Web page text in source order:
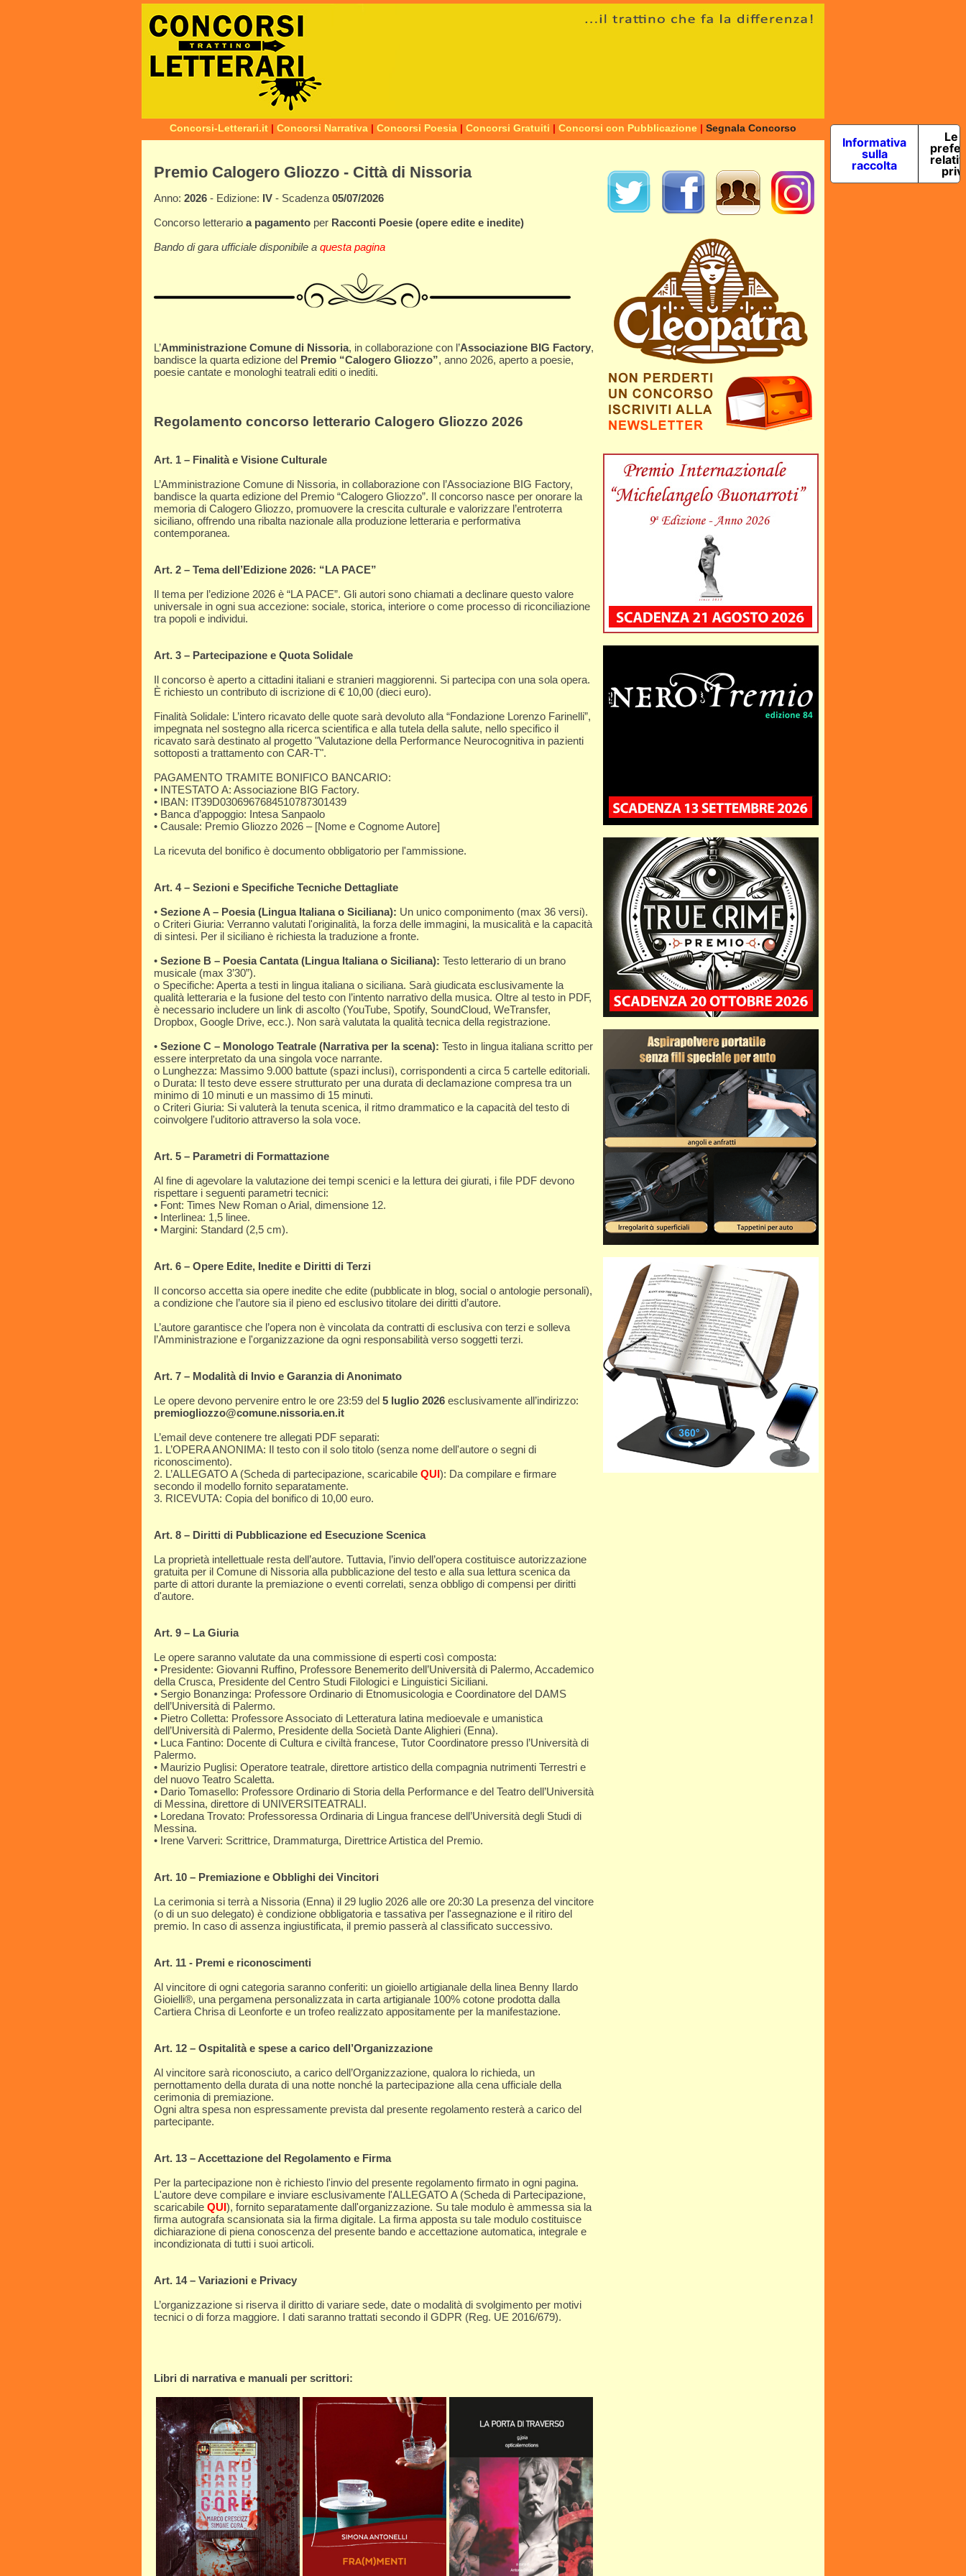
Concorsi-Letterari.it | Concorsi Narrativa | Concorsi Poesia | Concorsi Gratuiti | Concorsi con Pubblicazione | Segnala Concorso
Premio Calogero Gliozzo - Città di Nissoria
Anno: 2026 - Edizione: IV - Scadenza05/07/2026
Concorso letterario a pagamento per Racconti Poesie (opere edite e inedite)
Bando di gara ufficiale disponibile a questa pagina
L’Amministrazione Comune di Nissoria, in collaborazione con l’Associazione BIG Factory,
bandisce la quarta edizione del Premio “Calogero Gliozzo”, anno 2026, aperto a poesie,
poesie cantate e monologhi teatrali editi o inediti.
Regolamento concorso letterario Calogero Gliozzo 2026
Art. 1 – Finalità e Visione Culturale
L’Amministrazione Comune di Nissoria, in collaborazione con l’Associazione BIG Factory,
bandisce la quarta edizione del Premio “Calogero Gliozzo”. Il concorso nasce per onorare la
memoria di Calogero Gliozzo, promuovere la crescita culturale e valorizzare l’entroterra
siciliano, offrendo una ribalta nazionale alla produzione letteraria e performativa
contemporanea.
Art. 2 – Tema dell’Edizione 2026: “LA PACE”
Il tema per l’edizione 2026 è “LA PACE”. Gli autori sono chiamati a declinare questo valore
universale in ogni sua accezione: sociale, storica, interiore o come processo di riconciliazione
tra popoli e individui.
Art. 3 – Partecipazione e Quota Solidale
Il concorso è aperto a cittadini italiani e stranieri maggiorenni. Si partecipa con una sola opera.
È richiesto un contributo di iscrizione di € 10,00 (dieci euro).
Finalità Solidale: L’intero ricavato delle quote sarà devoluto alla “Fondazione Lorenzo Farinelli”,
impegnata nel sostegno alla ricerca scientifica e alla tutela della salute, nello specifico il
ricavato sarà destinato al progetto "Valutazione della Performance Neurocognitiva in pazienti
sottoposti a trattamento con CAR-T".
PAGAMENTO TRAMITE BONIFICO BANCARIO:
• INTESTATO A: Associazione BIG Factory.
• IBAN: IT39D0306967684510787301439
• Banca d’appoggio: Intesa Sanpaolo
• Causale: Premio Gliozzo 2026 – [Nome e Cognome Autore]
La ricevuta del bonifico è documento obbligatorio per l'ammissione.
Art. 4 – Sezioni e Specifiche Tecniche Dettagliate
• Sezione A – Poesia (Lingua Italiana o Siciliana): Un unico componimento (max 36 versi).
o Criteri Giuria: Verranno valutati l'originalità, la forza delle immagini, la musicalità e la capacità
di sintesi. Per il siciliano è richiesta la traduzione a fronte.
• Sezione B – Poesia Cantata (Lingua Italiana o Siciliana): Testo letterario di un brano
musicale (max 3’30”).
o Specifiche: Aperta a testi in lingua italiana o siciliana. Sarà giudicata esclusivamente la
qualità letteraria e la fusione del testo con l’intento narrativo della musica. Oltre al testo in PDF,
è necessario includere un link di ascolto (YouTube, Spotify, SoundCloud, WeTransfer,
Dropbox, Google Drive, ecc.). Non sarà valutata la qualità tecnica della registrazione.
• Sezione C – Monologo Teatrale (Narrativa per la scena): Testo in lingua italiana scritto per
essere interpretato da una singola voce narrante.
o Lunghezza: Massimo 9.000 battute (spazi inclusi), corrispondenti a circa 5 cartelle editoriali.
o Durata: Il testo deve essere strutturato per una durata di declamazione compresa tra un
minimo di 10 minuti e un massimo di 15 minuti.
o Criteri Giuria: Si valuterà la tenuta scenica, il ritmo drammatico e la capacità del testo di
coinvolgere l'uditorio attraverso la sola voce.
Art. 5 – Parametri di Formattazione
Al fine di agevolare la valutazione dei tempi scenici e la lettura dei giurati, i file PDF devono
rispettare i seguenti parametri tecnici:
• Font: Times New Roman o Arial, dimensione 12.
• Interlinea: 1,5 linee.
• Margini: Standard (2,5 cm).
Art. 6 – Opere Edite, Inedite e Diritti di Terzi
Il concorso accetta sia opere inedite che edite (pubblicate in blog, social o antologie personali),
a condizione che l’autore sia il pieno ed esclusivo titolare dei diritti d’autore.
L’autore garantisce che l’opera non è vincolata da contratti di esclusiva con terzi e solleva
l’Amministrazione e l'organizzazione da ogni responsabilità verso soggetti terzi.
Art. 7 – Modalità di Invio e Garanzia di Anonimato
Le opere devono pervenire entro le ore 23:59 del 5 luglio 2026 esclusivamente all’indirizzo:
premiogliozzo@comune.nissoria.en.it
L’email deve contenere tre allegati PDF separati:
1. L’OPERA ANONIMA: Il testo con il solo titolo (senza nome dell'autore o segni di
riconoscimento).
2. L’ALLEGATO A (Scheda di partecipazione, scaricabile QUI): Da compilare e firmare
secondo il modello fornito separatamente.
3. RICEVUTA: Copia del bonifico di 10,00 euro.
Art. 8 – Diritti di Pubblicazione ed Esecuzione Scenica
La proprietà intellettuale resta dell’autore. Tuttavia, l’invio dell’opera costituisce autorizzazione
gratuita per il Comune di Nissoria alla pubblicazione del testo e alla sua lettura scenica da
parte di attori durante la premiazione o eventi correlati, senza obbligo di compensi per diritti
d'autore.
Art. 9 – La Giuria
Le opere saranno valutate da una commissione di esperti così composta:
• Presidente: Giovanni Ruffino, Professore Benemerito dell’Università di Palermo, Accademico
della Crusca, Presidente del Centro Studi Filologici e Linguistici Siciliani.
• Sergio Bonanzinga: Professore Ordinario di Etnomusicologia e Coordinatore del DAMS
dell’Università di Palermo.
• Pietro Colletta: Professore Associato di Letteratura latina medioevale e umanistica
dell’Università di Palermo, Presidente della Società Dante Alighieri (Enna).
• Luca Fantino: Docente di Cultura e civiltà francese, Tutor Coordinatore presso l’Università di
Palermo.
• Maurizio Puglisi: Operatore teatrale, direttore artistico della compagnia nutrimenti Terrestri e
del nuovo Teatro Scaletta.
• Dario Tomasello: Professore Ordinario di Storia della Performance e del Teatro dell’Università
di Messina, direttore di UNIVERSITEATRALI.
• Loredana Trovato: Professoressa Ordinaria di Lingua francese dell’Università degli Studi di
Messina.
• Irene Varveri: Scrittrice, Drammaturga, Direttrice Artistica del Premio.
Art. 10 – Premiazione e Obblighi dei Vincitori
La cerimonia si terrà a Nissoria (Enna) il 29 luglio 2026 alle ore 20:30 La presenza del vincitore
(o di un suo delegato) è condizione obbligatoria e tassativa per l'assegnazione e il ritiro del
premio. In caso di assenza ingiustificata, il premio passerà al classificato successivo.
Art. 11 - Premi e riconoscimenti
Al vincitore di ogni categoria saranno conferiti: un gioiello artigianale della linea Benny Ilardo
Gioielli®, una pergamena personalizzata in carta artigianale 100% cotone prodotta dalla
Cartiera Chrisa di Leonforte e un trofeo realizzato appositamente per la manifestazione.
Art. 12 – Ospitalità e spese a carico dell’Organizzazione
Al vincitore sarà riconosciuto, a carico dell’Organizzazione, qualora lo richieda, un
pernottamento della durata di una notte nonché la partecipazione alla cena ufficiale della
cerimonia di premiazione.
Ogni altra spesa non espressamente prevista dal presente regolamento resterà a carico del
partecipante.
Art. 13 – Accettazione del Regolamento e Firma
Per la partecipazione non è richiesto l'invio del presente regolamento firmato in ogni pagina.
L'autore deve compilare e inviare esclusivamente l'ALLEGATO A (Scheda di Partecipazione,
scaricabile QUI), fornito separatamente dall'organizzazione. Su tale modulo è ammessa sia la
firma autografa scansionata sia la firma digitale. La firma apposta su tale modulo costituisce
dichiarazione di piena conoscenza del presente bando e accettazione automatica, integrale e
incondizionata di tutti i suoi articoli.
Art. 14 – Variazioni e Privacy
L’organizzazione si riserva il diritto di variare sede, date o modalità di svolgimento per motivi
tecnici o di forza maggiore. I dati saranno trattati secondo il GDPR (Reg. UE 2016/679).
Libri di narrativa e manuali per scrittori:
Informativa
sulla
raccolta
Le